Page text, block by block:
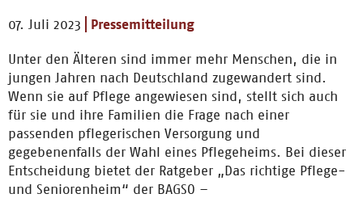
07. Juli 2023 Pressemitteilung
Unter den Älteren sind immer mehr Menschen, die in
jungen Jahren nach Deutschland zugewandert sind.
Wenn sie auf Pflege angewiesen sind, stellt sich auch
für sie und ihre Familien die Frage nach einer
passenden pflegerischen Versorgung und
gegebenenfalls der Wahl eines Pflegeheims. Bei dieser
Entscheidung bietet der Ratgeber „Das richtige Pflege-
und Seniorenheim“ der BAGSO –